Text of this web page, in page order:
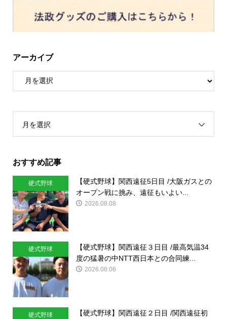
アーカイブ
月を選択
おすすめ記事
硬式野球
【硬式野球】関西遠征5日目 /大阪ガスとの
オープン戦に挑み、遠征もいよい...
2026.08.08
硬式野球
【硬式野球】関西遠征３日目 /最高気温34
度の猛暑の中NTT西日本との合同練...
2026.08.06
硬式野球
【硬式野球】関西遠征２日目 /関西遠征初